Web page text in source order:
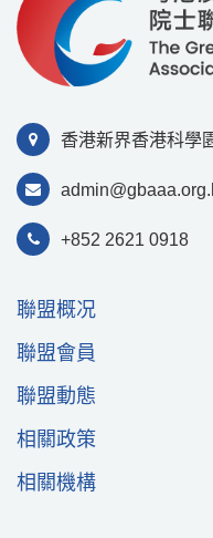
香港新界香港科學
+852 2621 0918
聯盟概况
聯盟會員
聯盟動態
相關政策
相關機構